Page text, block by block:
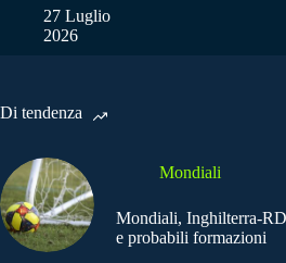
27 Luglio
2026
Di tendenza
Mondiali
Mondiali, Inghilterra-
e probabili formazioni